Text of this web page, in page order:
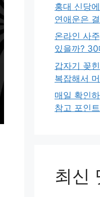
홍대 신당
연애운은
온라인 사
있을까?
갑자기 꽂
복잡해서
매일 확인
참고 포인트
최신